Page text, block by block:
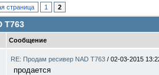
страница 1 2
T763
Сообщение
RE: Продам ресивер NAD T763 / 02-03-2015
продается